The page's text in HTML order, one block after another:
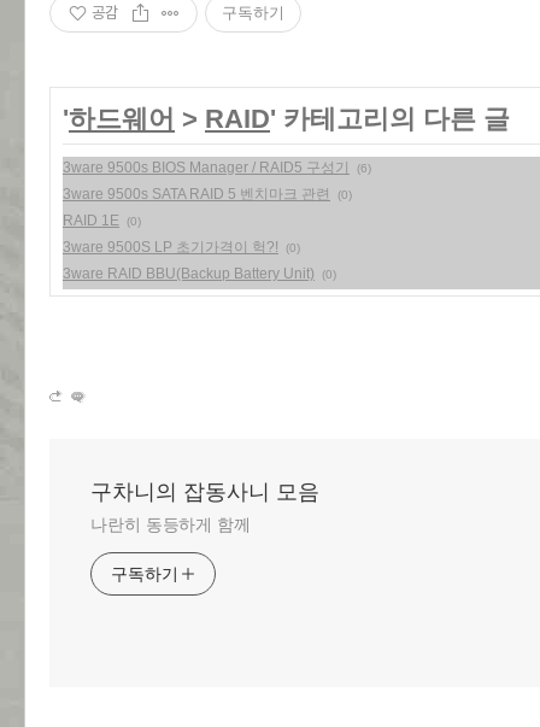
공감 구독하기
'하드웨어 > RAID' 카테고리의 다른 글
3ware 9500s BIOS Manager / RAID5 구성기 (6)
3ware 9500s SATA RAID 5 벤치마크 관련 (0)
RAID 1E (0)
3ware 9500S LP 초기가격이 헉?! (0)
3ware RAID BBU(Backup Battery Unit) (0)
구차니의 잡동사니 모음
나란히 동등하게 함께
구독하기